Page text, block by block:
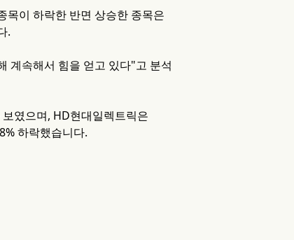
목이 하락한 반면 상승한 종목은
.
계속해서 힘을 얻고 있다"고 분석
였으며, HD현대일렉트릭은
하락했습니다.